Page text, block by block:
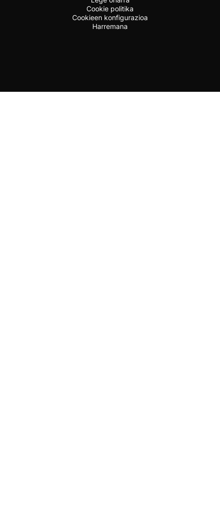
Cookie politika
Cookieen konfigurazioa
Harremana